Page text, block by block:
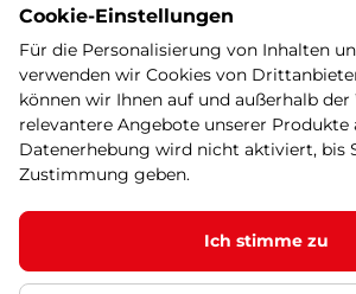
Datenschutzerklärung
Wiederufsbelehrung mit Link
zum Formular
Informationen zu Elektro-
und Elektonikgeräten
Cookie-Einstellungen
Für die Personalisierung von Inhalten
verwenden wir Cookies von
können wir Ihnen auf und außerhalb der
relevantere Angebote unserer Produkte
Datenerhebung wird nicht aktiviert, bis
Zustimmung geben.
Ich stimme zu